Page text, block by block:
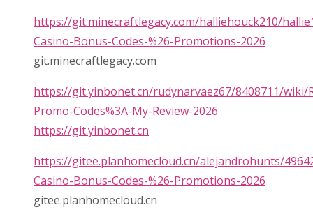
https://git.minecraftlegacy.com/halliehouck210/
Casino-Bonus-Codes-%26-Promotions-2026
git.minecraftlegacy.com
https://git.yinbonet.cn/rudynarvaez67/8408711/wiki/
Promo-Codes%3A-My-Review-2026
https://git.yinbonet.cn
https://gitee.planhomecloud.cn/alejandrohunts/
Casino-Bonus-Codes-%26-Promotions-2026
gitee.planhomecloud.cn